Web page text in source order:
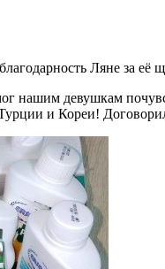
Ляне за её
нашим девушкам
и Кореи!